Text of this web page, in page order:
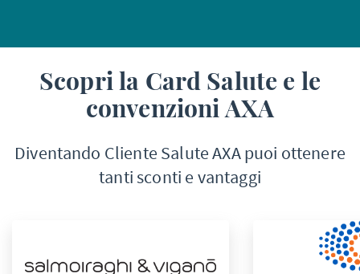
Scopri la Card Salute e le
convenzioni AXA
Diventando Cliente Salute AXA puoi ottenere
tanti sconti e vantaggi